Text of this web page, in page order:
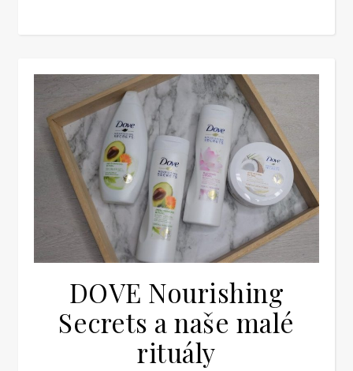
DOVE Nourishing
Secrets a naše malé
rituály